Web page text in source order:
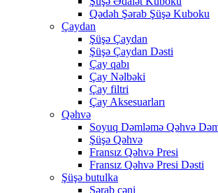
Qədəh Şərab Şüşə Kuboku
Çaydan
Şüşə Çaydan
Şüşə Çaydan Dəsti
Çay qabı
Çay Nəlbəki
Çay filtri
Çay Aksesuarları
Qəhvə
Soyuq Dəmləmə Qəhvə
Şüşə Qəhvə
Fransız Qəhvə Presi
Fransız Qəhvə Presi Dəsti
Şüşə butulka
Şərab çəni